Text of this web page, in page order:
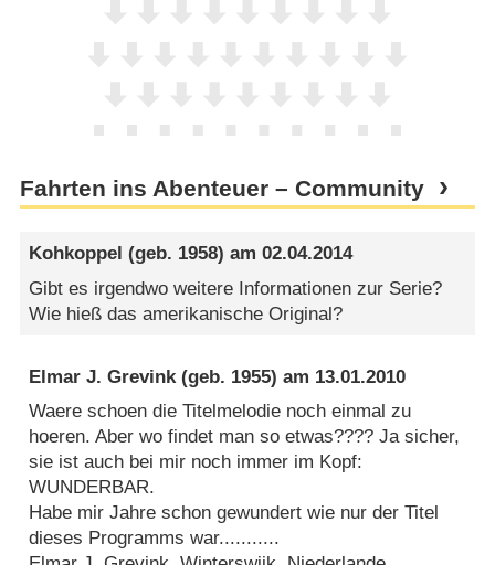
Fahrten ins Abenteuer – Community
Kohkoppel (geb. 1958) am02.04.2014
Gibt es irgendwo weitere Informationen zur Serie?
Wie hieß das amerikanische Original?
Elmar J. Grevink(geb. 1955) am 13.01.2010
Waere schoen die Titelmelodie noch einmal zu
hoeren. Aber wo findet man so etwas???? Ja sicher,
sie ist auch bei mir noch immer im Kopf:
WUNDERBAR.
Habe mir Jahre schon gewundert wie nur der Titel
dieses Programms war...........